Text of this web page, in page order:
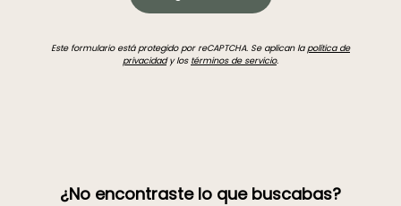
Este formulario está protegido por reCAPTCHA. Se aplican lapolítica de
privacidady los términos de servicio.
¿No encontraste lo que buscabas?